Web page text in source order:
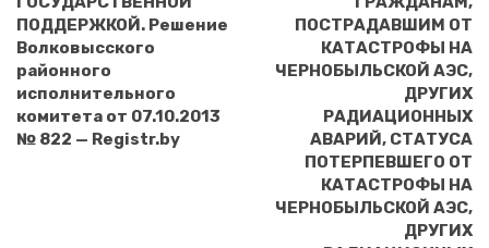
ПОДДЕРЖКОЙ. Решение
Волковысского
районного
исполнительного
комитета от 07.10.2013
№ 822 — Registr.by
ПОСТРАДАВШИМ ОТ
КАТАСТРОФЫ НА
ЧЕРНОБЫЛЬСКОЙ АЭС,
ДРУГИХ
РАДИАЦИОННЫХ
АВАРИЙ, СТАТУСА
ПОТЕРПЕВШЕГО ОТ
КАТАСТРОФЫ НА
ЧЕРНОБЫЛЬСКОЙ АЭС,
ДРУГИХ